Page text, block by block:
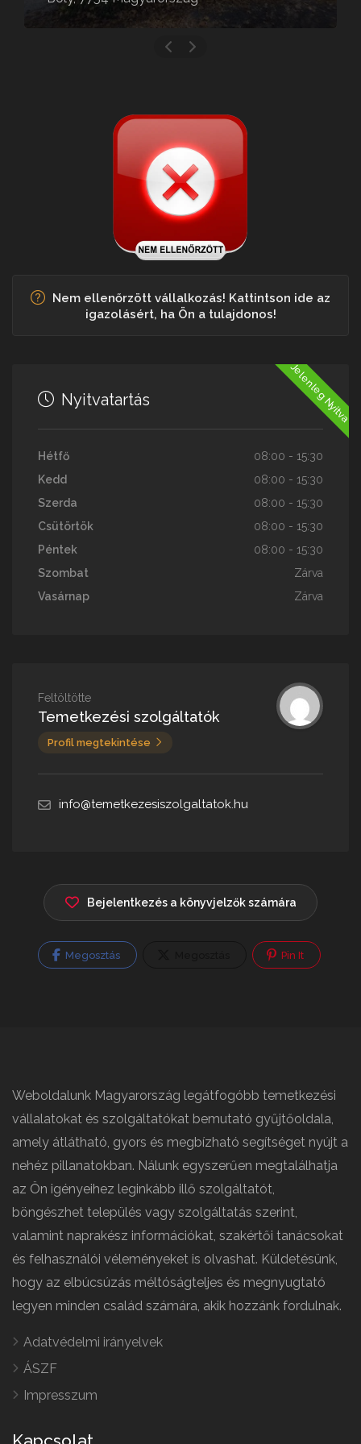
Nem ellenőrzött vállalkozás! Kattintson ide az
igazolásért, ha Ön a tulajdonos!
Jelenleg Nyitva
Nyitvatartás
Hétfő
08:00 - 15:30
Kedd
08:00 - 15:30
Szerda
08:00 - 15:30
Csütörtök
08:00 - 15:30
Péntek
08:00 - 15:30
Szombat
Zárva
Vasárnap
Zárva
Feltöltötte
Temetkezési szolgáltatók
Profil megtekintése
info@temetkezesiszolgaltatok.hu
Bejelentkezés a könyvjelzők számára
Megosztás Pin It
Weboldalunk Magyarország legátfogóbb temetkezési
vállalatokat és szolgáltatókat bemutató gyűjtőoldala,
amely átlátható, gyors és megbízható segítséget nyújt a
nehéz pillanatokban. Nálunk egyszerűen megtalálhatja
az Ön igényeihez leginkább illő szolgáltatót,
böngészhet település vagy szolgáltatás szerint,
valamint naprakész információkat, szakértői tanácsokat
és felhasználói véleményeket is olvashat. Küldetésünk,
hogy az elbúcsúzás méltóságteljes és megnyugtató
legyen minden család számára, akik hozzánk fordulnak.
Adatvédelmi irányelvek
ÁSZF
Impresszum